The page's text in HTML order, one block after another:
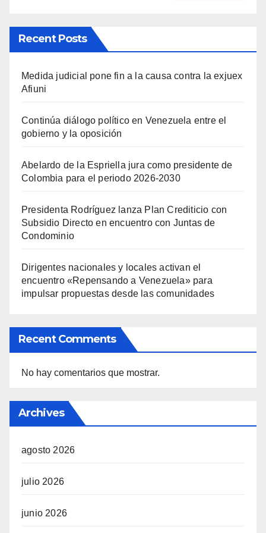
Recent Posts
Medida judicial pone fin a la causa contra la exjuex
Afiuni
Continúa diálogo político en Venezuela entre el
gobierno y la oposición
Abelardo de la Espriella jura como presidente de
Colombia para el periodo 2026-2030
Presidenta Rodríguez lanza Plan Crediticio con
Subsidio Directo en encuentro con Juntas de
Condominio
Dirigentes nacionales y locales activan el
encuentro «Repensando a Venezuela» para
impulsar propuestas desde las comunidades
Recent Comments
No hay comentarios que mostrar.
Archives
agosto 2026
julio 2026
junio 2026